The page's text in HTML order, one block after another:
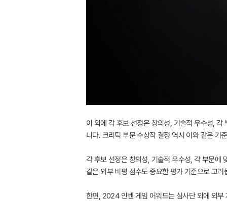
이 외에 각 후보 선정은 창의성, 기술적 우수성,
니다. 크리틱 부문 수상작 결정 역시 이와 같은 기
각 후보 선정은 창의성, 기술적 우수성, 각 부문에
같은 외부 비평 점수도 중요한 평가 기준으로 고려
한편, 2024 인벤 게임 어워드는 심사단 외에 외부